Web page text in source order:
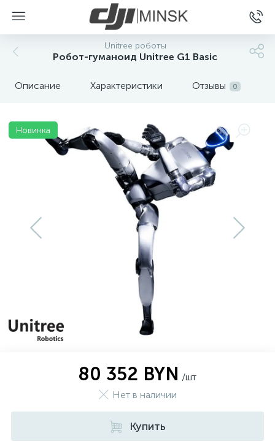
Unitree роботы
Робот-гуманоид Unitree G1 Basic
Описание Характеристики Отзывы 0
Новинка
80 352 BYN /шт
Нет в наличии
Купить